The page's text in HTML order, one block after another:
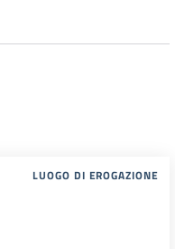
LUOGO DI EROGAZIONE